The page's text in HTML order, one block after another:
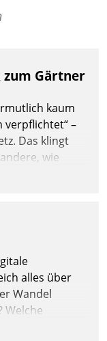
zum Gärtner
kaum
verpflichtet“ –
Das klingt
wie
der
alles über
Wandel
Welche